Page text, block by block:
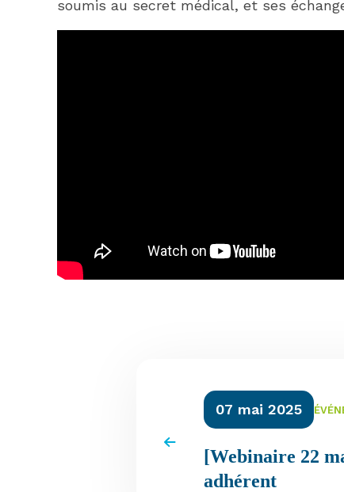
soumis au secret médical, et ses
07 mai 2025
[Webinaire 22
adhérent